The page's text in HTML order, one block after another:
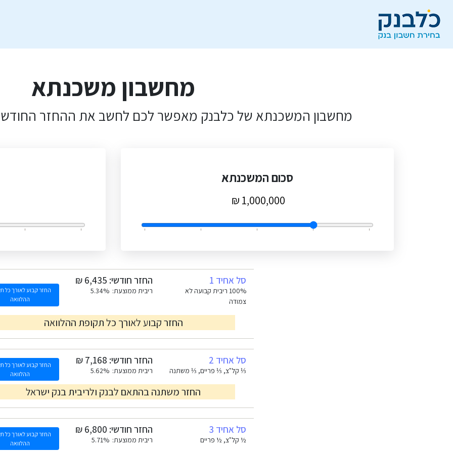
מחשבון משכנתא
מחשבון המשכנתא של כלבנק מאפשר לכם לחשב את ההחזר החודשי
סכום המשכנתא
סל אחיד 1
100% ריבית קבועה לא
צמודה
החזר חודשי:
ריבית ממוצעת:5.34%
החזר קבוע לאורך כל
ההלוואה
החזר קבוע לאורך כל תקופת ההלוואה
סל אחיד 2
⅓ קל"צ, ⅓ פריים, ⅓ משתנה
החזר חודשי:
ריבית ממוצעת:5.62%
החזר קבוע לאורך כל
ההלוואה
החזר משתנה בהתאם לבנק ולריבית בנק ישראל
סל אחיד 3
½ קל"צ, ½ פריים
החזר חודשי:
ריבית ממוצעת:5.71%
החזר קבוע לאורך כל
ההלוואה